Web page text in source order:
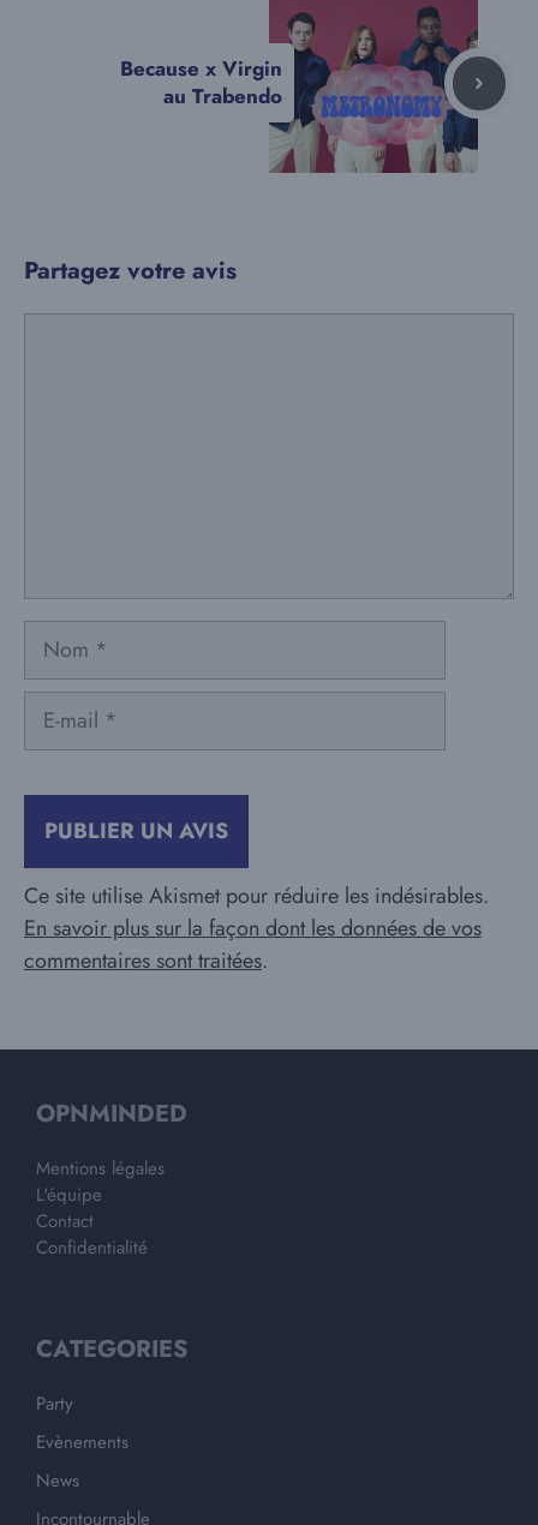
Because x Virgin
au Trabendo
Partagez votre avis
Nom
Ce site utilise Akismet pour réduire les indésirables.
En savoir plus sur la façon dont les données de vos
commentaires sont traitées.
OPNMINDED
Mentions légales
L'équipe
Contact
Confidentialité
CATEGORIES
Party
Evènements
News
Incontournable